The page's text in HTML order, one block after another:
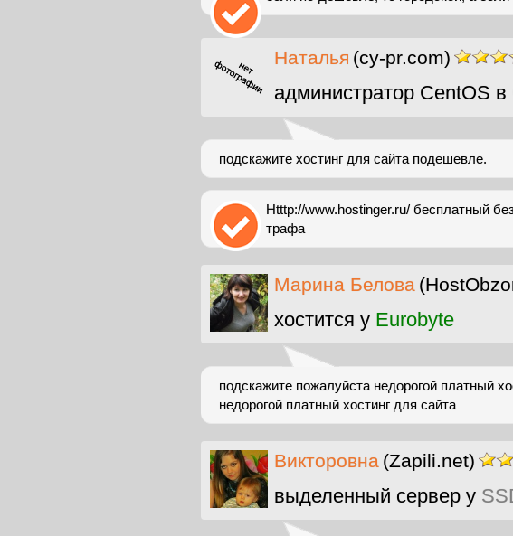
Наталья (cy-pr.com)
администратор CentOS в
подскажите хостинг для сайта подешевле.
Htttp://www.hostinger.ru/ бесплатный
трафа
Марина Белова
хостится у Eurobyte
подскажите пожалуйста недорогой платный
недорогой платный хостинг для сайта
Викторовна (Zapili.net)
выделенный сервер у